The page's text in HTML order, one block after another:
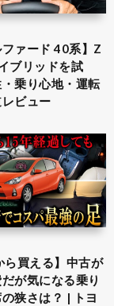
ファード 40系】Z
ブリッドを試
乗り心地・運転
ビュー
ら買える】中古が
が気になる乗り
狭さは？ | トヨ